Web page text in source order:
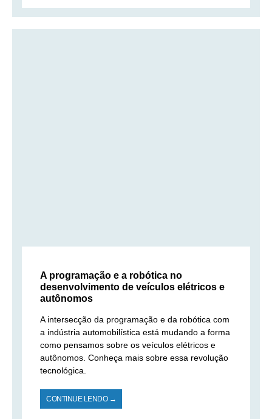
A programação e a robótica no
desenvolvimento de veículos elétricos e
autônomos
A intersecção da programação e da robótica com
a indústria automobilística está mudando a forma
como pensamos sobre os veículos elétricos e
autônomos. Conheça mais sobre essa revolução
tecnológica.
CONTINUE LENDO →